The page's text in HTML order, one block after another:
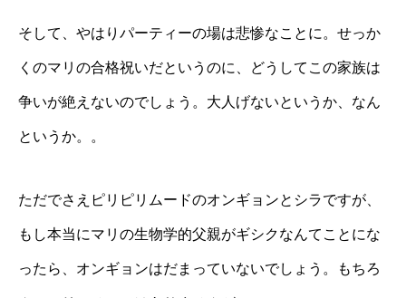
そして、やはりパーティーの場は悲惨なことに。せっか
くのマリの合格祝いだというのに、どうしてこの家族は
争いが絶えないのでしょう。大人げないというか、なん
というか。。
ただでさえピリピリムードのオンギョンとシラですが、
もし本当にマリの生物学的父親がギシクなんてことにな
ったら、オンギョンはだまっていないでしょう。もちろ